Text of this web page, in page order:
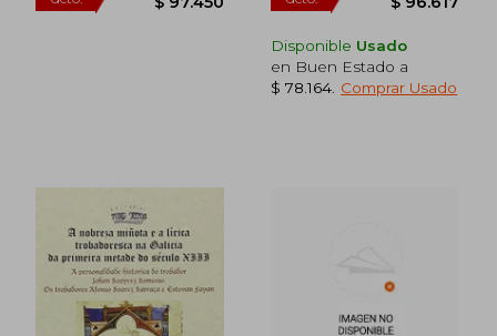
45%
Disponible Usado
en Buen Estado a
$ 78.164 Comprar Usado